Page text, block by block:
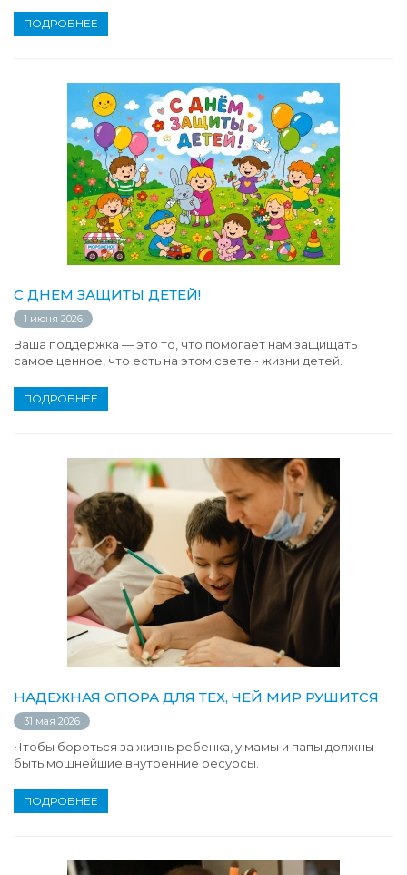
ПОДРОБНЕЕ
С ДНЕМ ЗАЩИТЫ ДЕТЕЙ!
1 июня 2026
Ваша поддержка — это то, что помогает нам защищать
самое ценное, что есть на этом свете - жизни детей.
ПОДРОБНЕЕ
НАДЕЖНАЯ ОПОРА ДЛЯ ТЕХ, ЧЕЙ МИР РУШИТСЯ
31 мая 2026
Чтобы бороться за жизнь ребенка, у мамы и папы должны
быть мощнейшие внутренние ресурсы.
ПОДРОБНЕЕ